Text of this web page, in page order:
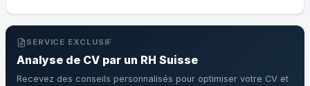
SERVICE EXCLUSIF
Analyse de CV par un RH Suisse
Recevez des conseils personnalisés pour optimiser votre CV et